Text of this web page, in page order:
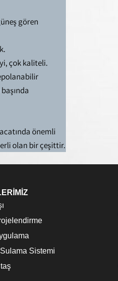
gören
çok kaliteli.
önemli
olan bir çeşittir.
Sistemi